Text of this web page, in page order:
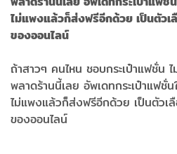
ถ้าสาวๆ คนไหน ชอบกระเป๋าแฟชั่น
พลาดร้านนี้เลย อัพเดทกระเป๋าแฟชั่
ไม่แพงแล้วก็ส่งฟรีอีกด้วย เป็นตัวเ
ของออนไลน์